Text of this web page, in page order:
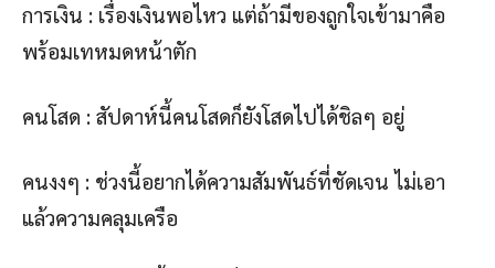
การเงิน : เรื่องเงินพอไหว แต่ถ้ามีของถูกใจเข้ามาคือ
พร้อมเทหมดหน้าตัก
คนโสด : สัปดาห์นี้คนโสดก็ยังโสดไปได้ชิลๆ อยู่
คนงงๆ : ช่วงนี้อยากได้ความสัมพันธ์ที่ชัดเจน ไม่เอา
แล้วความคลุมเครือ